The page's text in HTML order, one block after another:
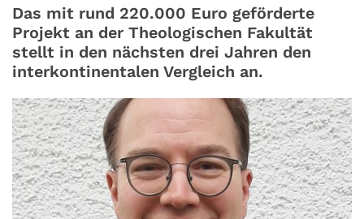
Das mit rund 220.000 Euro geförderte
Projekt an der Theologischen Fakultät
stellt in den nächsten drei Jahren den
interkontinentalen Vergleich an.